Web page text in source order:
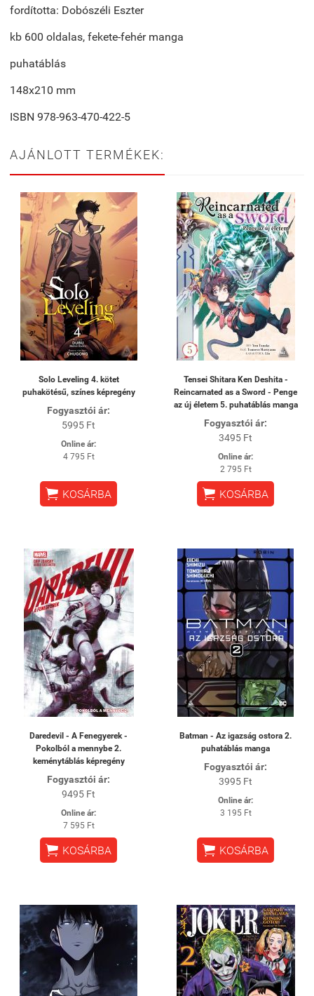
fordította: Dobószéli Eszter
kb 600 oldalas, fekete-fehér manga
puhatáblás
148x210 mm
ISBN 978-963-470-422-5
AJÁNLOTT TERMÉKEK:
Solo Leveling 4. kötet
puhakötésű, színes képregény
Fogyasztói ár:
5995 Ft
Online ár:
4 795 Ft
 KOSÁRBA
Tensei Shitara Ken Deshita -
Reincarnated as a Sword - Penge
az új életem 5. puhatáblás manga
Fogyasztói ár:
3495 Ft
Online ár:
2 795 Ft
 KOSÁRBA
Daredevil - A Fenegyerek -
Pokolból a mennybe 2.
keménytáblás képregény
Fogyasztói ár:
9495 Ft
Online ár:
7 595 Ft
 KOSÁRBA
Batman - Az igazság ostora 2.
puhatáblás manga
Fogyasztói ár:
3995 Ft
Online ár:
3 195 Ft
 KOSÁRBA